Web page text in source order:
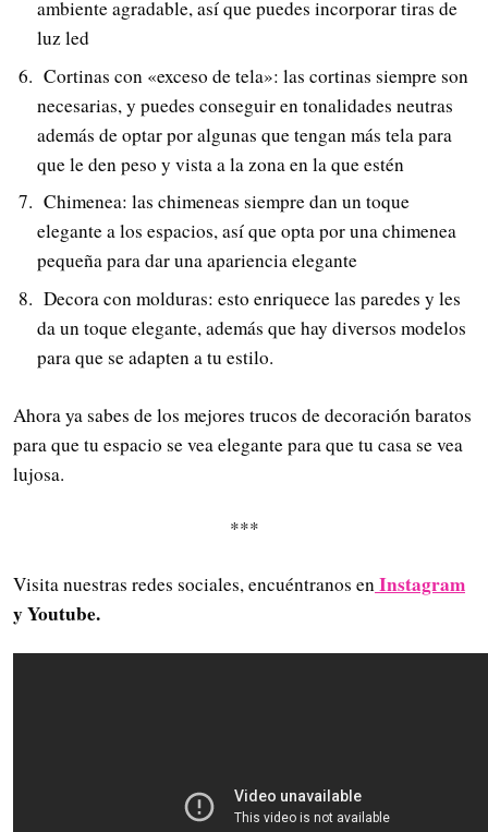
ambiente agradable, así que puedes incorporar tiras de
luz led
Cortinas con «exceso de tela»: las cortinas siempre son
necesarias, y puedes conseguir en tonalidades neutras
además de optar por algunas que tengan más tela para
que le den peso y vista a la zona en la que estén
Chimenea: las chimeneas siempre dan un toque
elegante a los espacios, así que opta por una chimenea
pequeña para dar una apariencia elegante
Decora con molduras: esto enriquece las paredes y les
da un toque elegante, además que hay diversos modelos
para que se adapten a tu estilo.
Ahora ya sabes de los mejores trucos de decoración baratos
para que tu espacio se vea elegante para que tu casa se vea
lujosa.
***
Visita nuestras redes sociales, encuéntranos en Instagram
y Youtube.